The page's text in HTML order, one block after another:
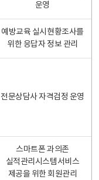
운영
예방교육 실시현황조사를
위한 응답자 정보 관리
전문상담사 자격검정 운영
스마트폰 과의존
실적관리시스템서비스
제공을 위한 회원관리